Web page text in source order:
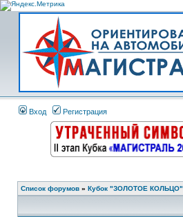
Вход Регистрация
Список форумов » Кубок "ЗОЛОТОЕ КОЛЬЦО"